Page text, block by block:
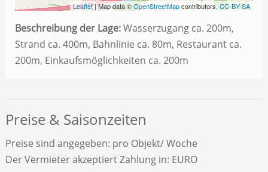
Leaflet| Map data ©OpenStreetMapcontributors,CC-BY-SA
Beschreibung der Lage:Wasserzugang ca. 200m,
Strand ca. 400m, Bahnlinie ca. 80m, Restaurant ca.
200m, Einkaufsmöglichkeiten ca. 200m
Preise & Saisonzeiten
Preise sind angegeben: pro Objekt/ Woche
Der Vermieter akzeptiert Zahlung in: EURO